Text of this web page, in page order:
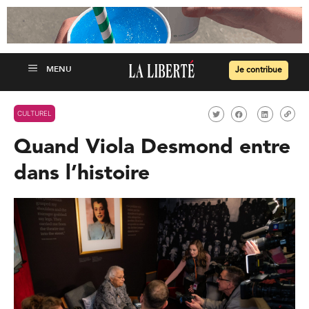
Je contribue
CULTUREL
Quand Viola Desmond entre
dans l’histoire